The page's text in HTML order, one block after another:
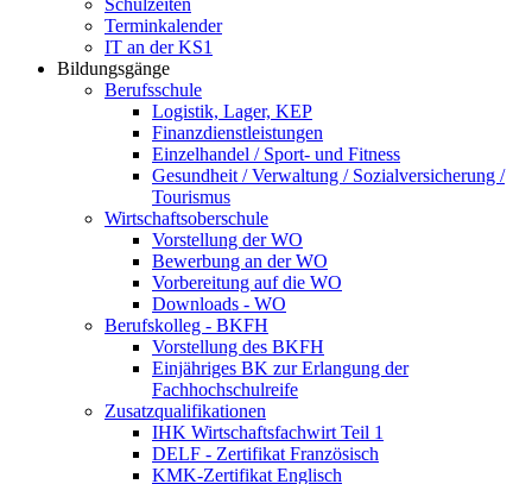
Schulzeiten
Terminkalender
IT an der KS1
Bildungsgänge
Berufsschule
Logistik, Lager, KEP
Finanzdienstleistungen
Einzelhandel / Sport- und Fitness
Gesundheit / Verwaltung / Sozialversicherung /
Tourismus
Wirtschaftsoberschule
Vorstellung der WO
Bewerbung an der WO
Vorbereitung auf die WO
Downloads - WO
Berufskolleg - BKFH
Vorstellung des BKFH
Einjähriges BK zur Erlangung der
Fachhochschulreife
Zusatzqualifikationen
IHK Wirtschaftsfachwirt Teil 1
DELF - Zertifikat Französisch
KMK-Zertifikat Englisch